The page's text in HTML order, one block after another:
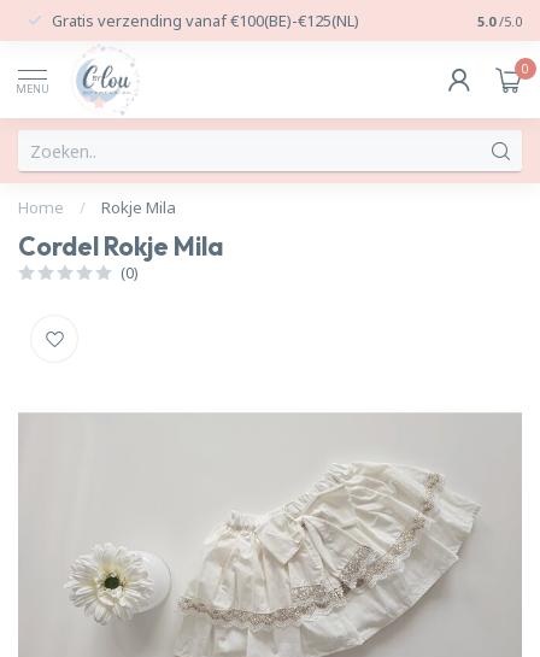
Gratis verzending vanaf €100(BE)-€125(NL) 24/7
5.0 /5.0
MENU
0
Home / Rokje Mila
Cordel Rokje Mila
(0)